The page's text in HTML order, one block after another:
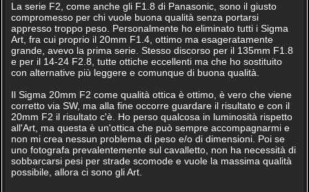
La serie F2, come anche gli F1.8 di Panasonic, sono il giusto
compromesso per chi vuole buona qualità senza portarsi
appresso troppo peso. Personalmente ho eliminato tutti i Sigma
Art, fra cui proprio il 20mm F1.4, ottimo ma esageratamente
grande, avevo la prima serie. Stesso discorso per il 135mm F1.8
e per il 14-24 F2.8, tutte ottiche eccellenti ma che ho sostituito
con alternative più leggere e comunque di buona qualità.
Il Sigma 20mm F2 come qualità ottica è ottimo, è vero che viene
corretto via SW, ma alla fine occorre guardare il risultato e con il
20mm F2 il risultato c'è. Ho perso qualcosa in luminosità rispetto
all'Art, ma questa è un'ottica che può sempre accompagnarmi e
non mi crea nessun problema di peso e/o di dimensioni. Poi se
uno fotografa prevalentemente sul cavalletto, non ha necessità di
sobbarcarsi pesi per strade scomode e vuole la massima qualità
possibile, allora ci sono gli Art.